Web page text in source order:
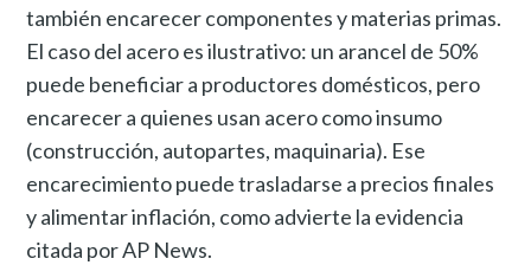
también encarecer componentes y materias primas.
El caso del acero es ilustrativo: un arancel de 50%
puede beneficiar a productores domésticos, pero
encarecer a quienes usan acero como insumo
(construcción, autopartes, maquinaria). Ese
encarecimiento puede trasladarse a precios finales
y alimentar inflación, como advierte la evidencia
citada por AP News.